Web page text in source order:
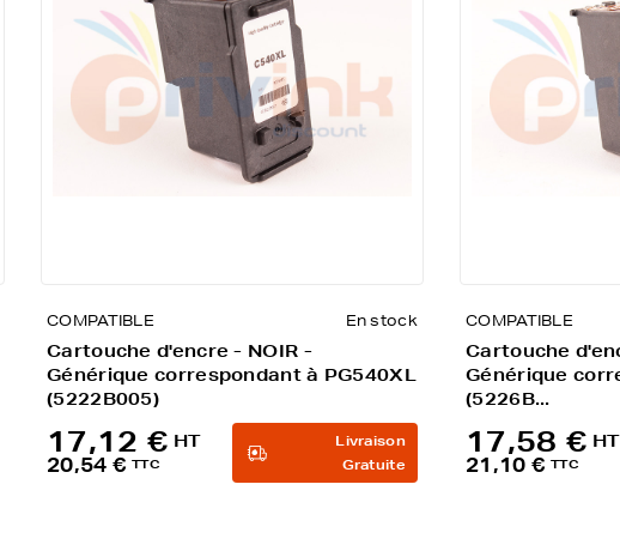
COMPATIBLE En stock
Cartouche d'encre - NOIR -
Générique correspondant à PG540XL
(5222B005)
17,12 € HT
20,54 € TTC
Livraison
Gratuite
COMPATIBLE
Cartouche
Générique
(5226B...
17,58 € HT
21,10 € TTC